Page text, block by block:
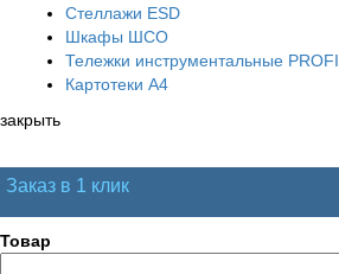
Стеллажи ESD
Шкафы ШСО
Тележки инструментальные PROFI
Картотеки А4
закрыть
Заказ в 1 клик
Товар